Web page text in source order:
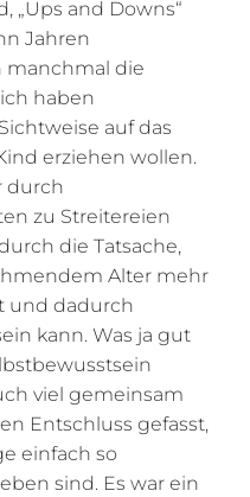
„Ups and Downs“
Jahren
manchmal die
haben
auf das
erziehen wollen.
durch
zu Streitereien
die Tatsache,
Alter mehr
und dadurch
kann. Was ja gut
viel gemeinsam
Entschluss gefasst,
einfach so
sind. Es war ein